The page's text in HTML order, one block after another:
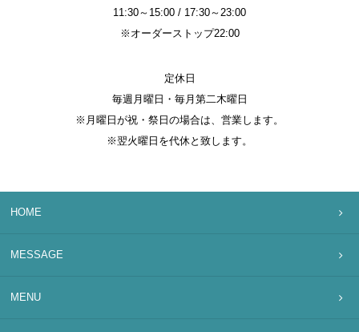
11:30～15:00 / 17:30～23:00
※オーダーストップ22:00
定休日
毎週月曜日・毎月第二木曜日
※月曜日が祝・祭日の場合は、営業します。
※翌火曜日を代休と致します。
HOME
MESSAGE
MENU